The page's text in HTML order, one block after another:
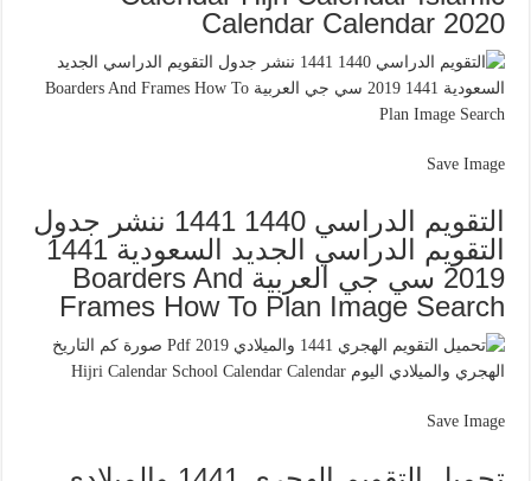
Calendar Calendar 2020
Save Image
التقويم الدراسي 1440 1441 ننشر جدول
التقويم الدراسي الجديد السعودية 1441
2019 سي جي العربية Boarders And
Frames How To Plan Image Search
Save Image